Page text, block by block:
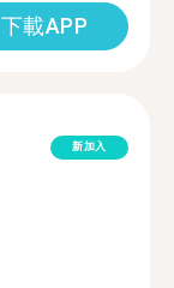
下載APP
新加入